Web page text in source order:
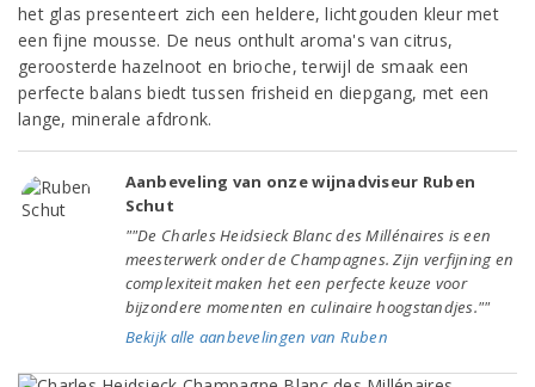
het glas presenteert zich een heldere, lichtgouden kleur met
een fijne mousse. De neus onthult aroma's van citrus,
geroosterde hazelnoot en brioche, terwijl de smaak een
perfecte balans biedt tussen frisheid en diepgang, met een
lange, minerale afdronk.
Aanbeveling van onze wijnadviseur Ruben
Schut
""De Charles Heidsieck Blanc des Millénaires is een
meesterwerk onder de Champagnes. Zijn verfijning en
complexiteit maken het een perfecte keuze voor
bijzondere momenten en culinaire hoogstandjes.""
Bekijk alle aanbevelingen van Ruben